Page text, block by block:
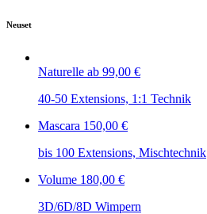
Neuset
Naturelle ab 99,00 €
40-50 Extensions, 1:1 Technik​
Mascara 150,00 €
bis 100 Extensions, Mischtechnik​
Volume 180,00 €
3D/6D/8D Wimpern